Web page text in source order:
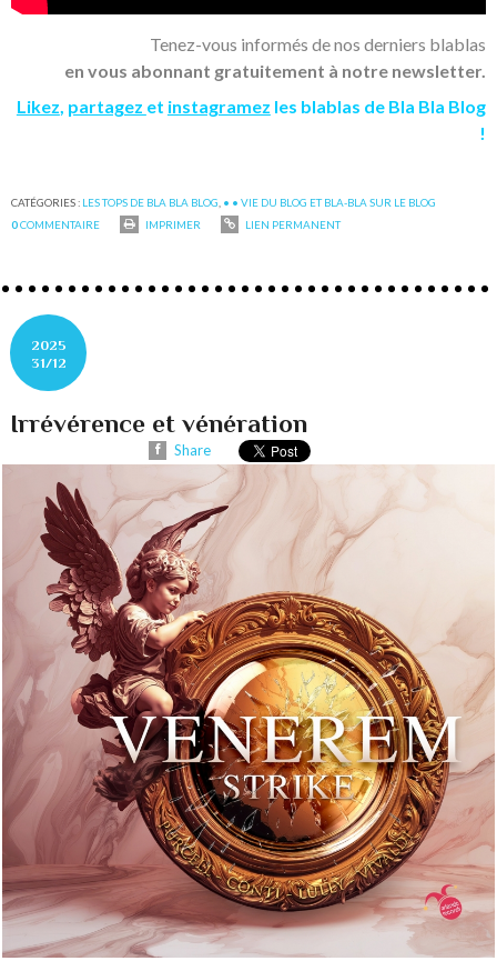
Tenez-vous informés de nos derniers blablas
en vous abonnant gratuitement à notre newsletter.
Likez partagez et instagramez les blablas de Bla Bla Blog
!
CATÉGORIES : LES TOPS DE BLA BLA BLOG • • VIE DU BLOG ET BLA-BLA SUR LE BLOG
0COMMENTAIRE IMPRIMER LIEN PERMANENT
2025
31/12
Irrévérence et vénération
Share